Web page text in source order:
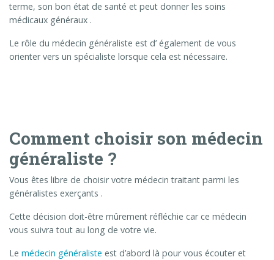
terme, son bon état de santé et peut donner les soins
médicaux généraux .
Le rôle du médecin généraliste est d’ également de vous
orienter vers un spécialiste lorsque cela est nécessaire.
Comment choisir son médecin
généraliste ?
Vous êtes libre de choisir votre médecin traitant parmi les
généralistes exerçants .
Cette décision doit-être mûrement réfléchie car ce médecin
vous suivra tout au long de votre vie.
Le médecin généraliste est d’abord là pour vous écouter et